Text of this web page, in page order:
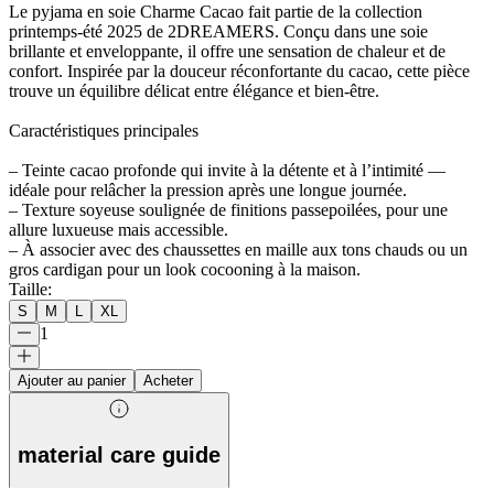
Le pyjama en soie Charme Cacao fait partie de la collection
printemps-été 2025 de 2DREAMERS. Conçu dans une soie
brillante et enveloppante, il offre une sensation de chaleur et de
confort. Inspirée par la douceur réconfortante du cacao, cette pièce
trouve un équilibre délicat entre élégance et bien-être.
Caractéristiques principales
– Teinte cacao profonde qui invite à la détente et à l’intimité —
idéale pour relâcher la pression après une longue journée.
– Texture soyeuse soulignée de finitions passepoilées, pour une
allure luxueuse mais accessible.
– À associer avec des chaussettes en maille aux tons chauds ou un
gros cardigan pour un look cocooning à la maison.
Taille:
S M L XL
1
Ajouter au panier Acheter
material care guide